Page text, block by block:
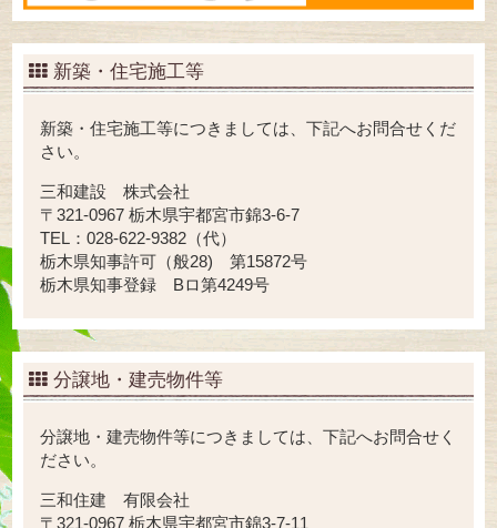
新築・住宅施工等
新築・住宅施工等につきましては、下記へお問合せくだ
さい。
三和建設 株式会社
〒321-0967 栃木県宇都宮市錦3-6-7
TEL：028-622-9382（代）
栃木県知事許可（般28) 第15872号
栃木県知事登録 Bロ第4249号
分譲地・建売物件等
分譲地・建売物件等につきましては、下記へお問合せく
ださい。
三和住建 有限会社
〒321-0967 栃木県宇都宮市錦3-7-11